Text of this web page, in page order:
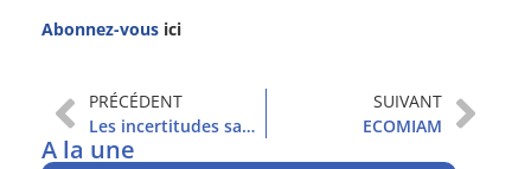
Abonnez-vous ici
PRÉCÉDENT
Les incertitudes sanitaires pèsent
SUIVANT
ECOMIAM
A la une